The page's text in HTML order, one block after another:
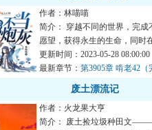
作者：林喵喵
简介： 穿越不同的世界，完成
愿望，获得永生的生命，同时
收获属于自己的...
更新时间：2023-05-28 08:00:00
最新章节： 第3905章 啃老42（
废土漂流记
作者：火龙果大亨
简介： 废土捡垃圾种田文